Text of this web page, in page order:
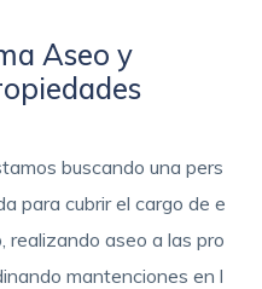
Aseo y
buscando una pers
para cubrir el cargo de e
realizando aseo a las pro
mantenciones en l